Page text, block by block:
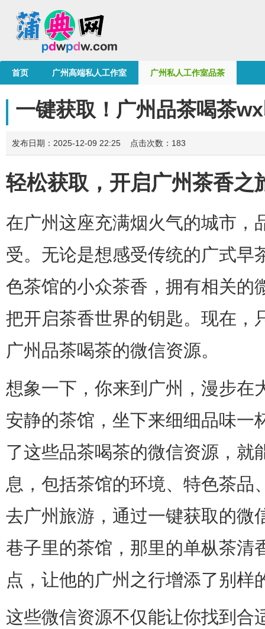
首页 广州高端私人工作室 广州私人工作室品茶
一键获取！广州品茶喝茶
发布日期：2025-12-09 22:25 点击次数：183
轻松获取，开启广州茶香之
在广州这座充满烟火气的城市，
受。无论是想感受传统的广式早
色茶馆的小众茶香，拥有相关的
把开启茶香世界的钥匙。现在，
广州品茶喝茶的微信资源。
想象一下，你来到广州，漫步在
安静的茶馆，坐下来细细品味一
了这些品茶喝茶的微信资源，就
息，包括茶馆的环境、特色茶品
去广州旅游，通过一键获取的微
巷子里的茶馆，那里的单枞茶清
点，让他的广州之行增添了别样
这些微信资源不仅能让你找到合